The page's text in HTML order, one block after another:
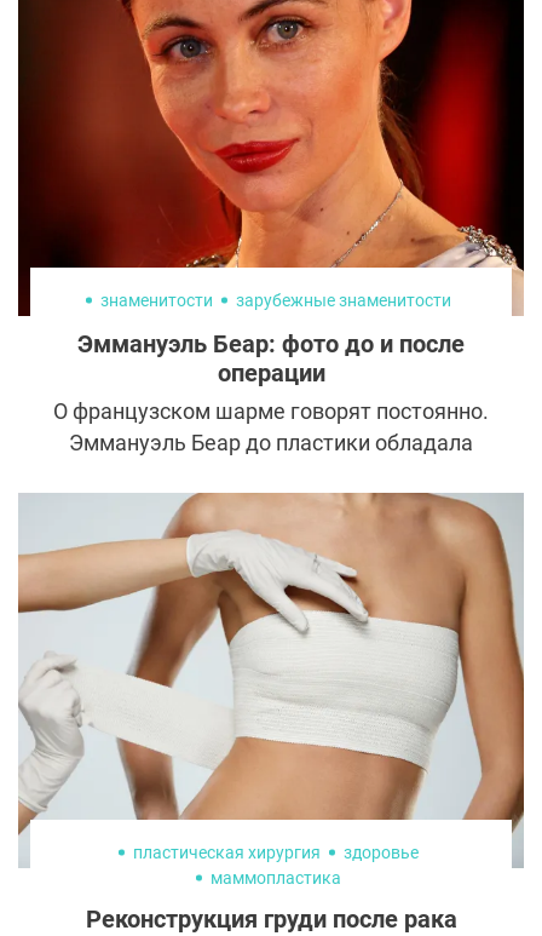
знаменитости зарубежные знаменитости
Эммануэль Беар: фото до и после
операции
О французском шарме говорят постоянно.
Эммануэль Беар до пластики обладала
но неудачный поход в клинику
эстетической медицины уничтожил
ангельскую красоту. Почему
привлекательная актриса решилась на
столь радикальный шаг?
пластическая хирургия
здоровье
маммопластика
Реконструкция груди после рака